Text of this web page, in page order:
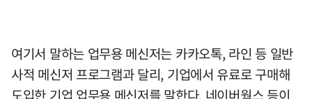
여기서 말하는 업무용 메신저는 카카오톡, 라인 등 일반
사적 메신저 프로그램과 달리, 기업에서 유료로 구매해
도입한 기업 업무용 메신저를 말한다. 네이버웍스 등이